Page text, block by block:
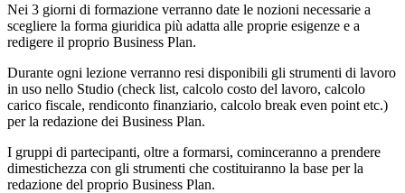
Nei 3 giorni di formazione verranno date le nozioni necessarie a
scegliere la forma giuridica più adatta alle proprie esigenze e a
redigere il proprio Business Plan.
Durante ogni lezione verranno resi disponibili gli strumenti di lavoro
in uso nello Studio (check list, calcolo costo del lavoro, calcolo
carico fiscale, rendiconto finanziario, calcolo break even point etc.)
per la redazione dei Business Plan.
I gruppi di partecipanti, oltre a formarsi, cominceranno a prendere
dimestichezza con gli strumenti che costituiranno la base per la
redazione del proprio Business Plan.